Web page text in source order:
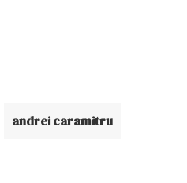
andrei caramitru